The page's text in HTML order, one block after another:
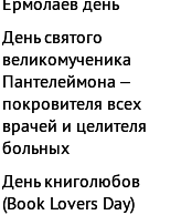
День святого
великомученика
Пантелеймона –
покровителя всех
врачей и целителя
больных
День книголюбов
(Book Lovers Day)